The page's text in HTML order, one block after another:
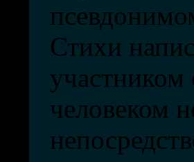
Стихи
человеком